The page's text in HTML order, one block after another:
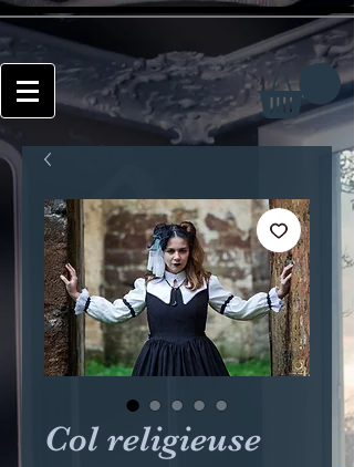
Col religieuse